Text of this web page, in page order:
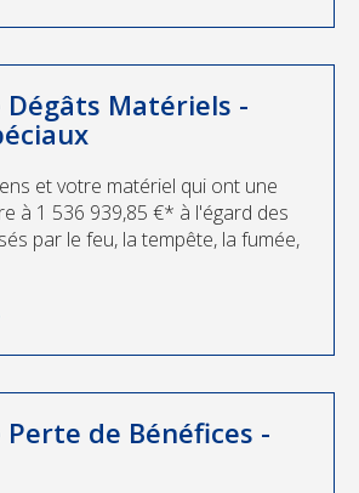
Dégâts Matériels -
et votre matériel qui ont une
à 1 536 939,85 €* à l'égard des
par le feu, la tempête, la fumée,
de Bénéfices -